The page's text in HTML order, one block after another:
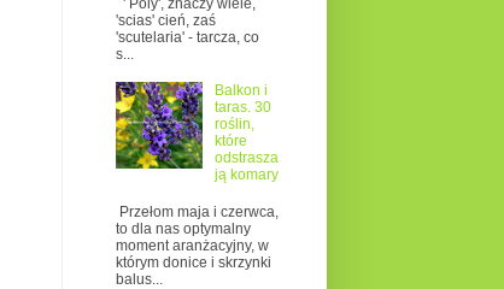
'scias' cień, zaś
'scutelaria' - tarcza, co
s...
Balkon i
taras. 30
roślin,
które
odstrasza
ją komary
Przełom maja i czerwca,
to dla nas optymalny
moment aranżacyjny, w
którym donice i skrzynki
balus...